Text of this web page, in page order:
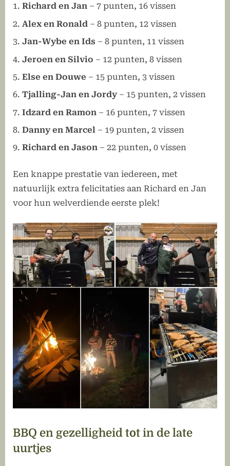
Richard en Jan – 7 punten, 16 vissen
Alex en Ronald – 8 punten, 12 vissen
Jan-Wybe en Ids – 8 punten, 11 vissen
Jeroen en Silvio – 12 punten, 8 vissen
Else en Douwe – 15 punten, 3 vissen
Tjalling-Jan en Jordy– 15 punten, 2 vissen
Idzard en Ramon – 16 punten, 7 vissen
Danny en Marcel – 19 punten, 2 vissen
Richard en Jason – 22 punten, 0 vissen
Een knappe prestatie van iedereen, met
natuurlijk extra felicitaties aan Richard en Jan
voor hun welverdiende eerste plek!
BBQ en gezelligheid tot in de late
uurtjes